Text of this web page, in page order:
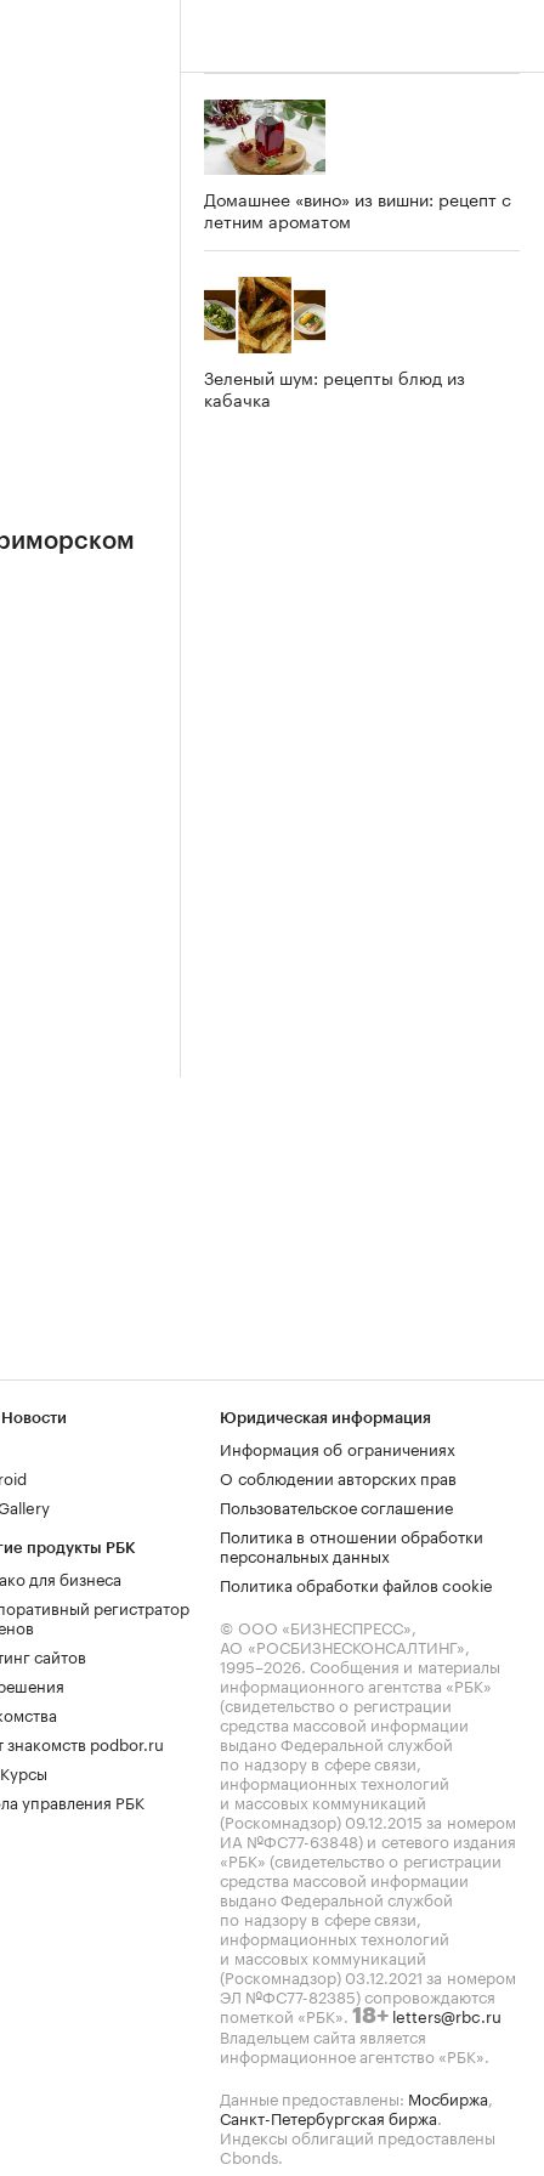
Домашнее «вино» из вишни: рецепт с
летним ароматом
Зеленый шум: рецепты блюд из
кабачка
продукты РБК
для бизнеса
регистратор
сайтов
знакомств podbor.ru
управления РБК
Юридическая информация
Информация об ограничениях
О соблюдении авторских прав
Пользовательское соглашение
Политика в отношении обработки
персональных данных
Политика обработки файлов cookie
© ООО «БИЗНЕСПРЕСС»,
АО «РОСБИЗНЕСКОНСАЛТИНГ»,
1995–2026. Сообщения и материалы
информационного агентства «РБК»
(свидетельство о регистрации
средства массовой информации
выдано Федеральной службой
по надзору в сфере связи,
информационных технологий
и массовых коммуникаций
(Роскомнадзор) 09.12.2015 за номером
ИА №ФС77-63848) и сетевого издания
«РБК» (свидетельство о регистрации
средства массовой информации
выдано Федеральной службой
по надзору в сфере связи,
информационных технологий
и массовых коммуникаций
(Роскомнадзор) 03.12.2021 за номером
ЭЛ №ФС77-82385) сопровождаются
пометкой «РБК». 18+ letters@rbc.ru
Владельцем сайта является
информационное агентство «РБК».
Данные предоставлены: Мосбиржа,
Санкт-Петербургская биржа.
Индексы облигаций предоставлены
Cbonds.